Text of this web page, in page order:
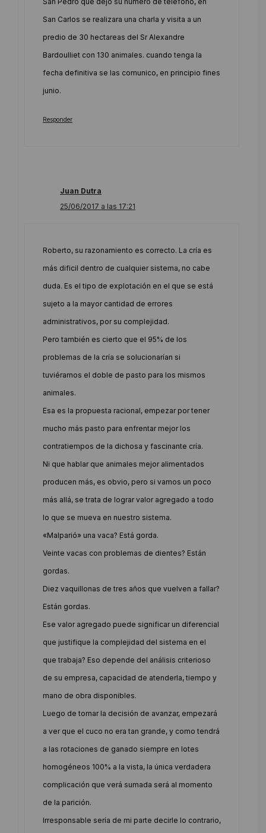
San Carlos se realizara una charla y visita a un
predio de 30 hectareas del Sr Alexandre
Bardoulliet con 130 animales. cuando tenga la
fecha definitiva se las comunico, en principio fines
junio.
Responder
Juan Dutra
25/06/2017 a las 17:21
Roberto, su razonamiento es correcto. La cría es
más dificil dentro de cualquier sistema, no cabe
duda. Es el tipo de explotación en el que se está
sujeto a la mayor cantidad de errores
administrativos, por su complejidad.
Pero también es cierto que el 95% de los
problemas de la cría se solucionarían si
tuviéramos el doble de pasto para los mismos
animales.
Esa es la propuesta racional, empezar por tener
mucho más pasto para enfrentar mejor los
contratiempos de la dichosa y fascinante cría.
Ni que hablar que animales mejor alimentados
producen más, es obvio, pero si vamos un poco
más allá, se trata de lograr valor agregado a todo
lo que se mueva en nuestro sistema.
«Malparió» una vaca? Está gorda.
Veinte vacas con problemas de dientes? Están
gordas.
Diez vaquillonas de tres años que vuelven a fallar?
Están gordas.
Ese valor agregado puede significar un diferencial
que justifique la complejidad del sistema en el
que trabaja? Eso depende del análisis criterioso
de su empresa, capacidad de atenderla, tiempo y
mano de obra disponibles.
Luego de tomar la decisión de avanzar, empezará
a ver que el cuco no era tan grande, y como tendrá
a las rotaciones de ganado siempre en lotes
homogéneos 100% a la vista, la única verdadera
complicación que verá sumada será al momento
de la parición.
Irresponsable sería de mi parte decirle lo contrario,